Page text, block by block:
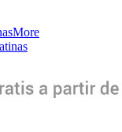
More